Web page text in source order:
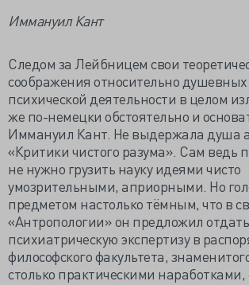
Иммануил Кант
Следом за Лейбницем свои
соображения относительно душевных
психической деятельности в целом
же по-немецки обстоятельно и
Иммануил Кант. Не выдержала душа
«Критики чистого разума». Сам ведь
не нужно грузить науку идеями чисто
умозрительными, априорными. Но
предметом настолько тёмным, что в
«Антропологии» он предложил
психиатрическую экспертизу в
философского факультета,
столько практическими наработками,